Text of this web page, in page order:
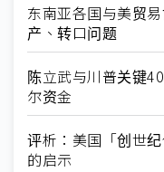
东南亚各国与美贸
产、转口问题
陈立武与川普关键
尔资金
评析：美国「创世
的启示